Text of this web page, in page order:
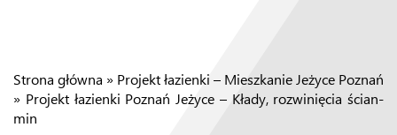
Strona główna » Projekt łazienki – Mieszkanie Jeżyce Poznań
» Projekt łazienki Poznań Jeżyce – Kłady, rozwinięcia ścian-
min